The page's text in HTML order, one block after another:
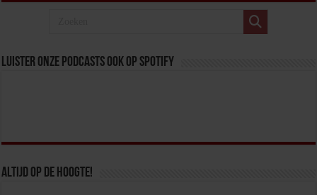
Luister onze podcasts ook op spotify
Altijd op de hoogte!